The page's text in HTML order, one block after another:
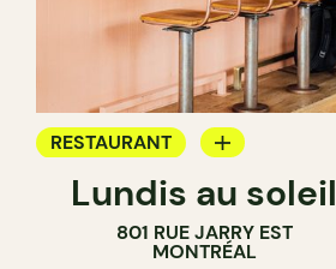
RESTAURANT
BAR À VIN
Lundis au soleil
801 RUE JARRY EST
MONTRÉAL